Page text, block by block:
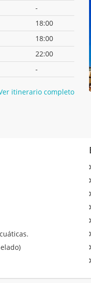
-
18:00
18:00
22:00
-
itinerario completo